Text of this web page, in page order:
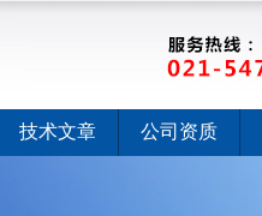
技术文章 公司资质